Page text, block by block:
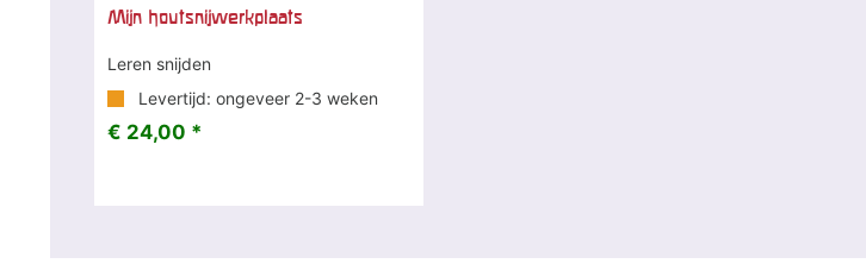
Mijn houtsnijwerkplaats
Leren snijden
Levertijd: ongeveer 2-3 weken
€ 24,00 *